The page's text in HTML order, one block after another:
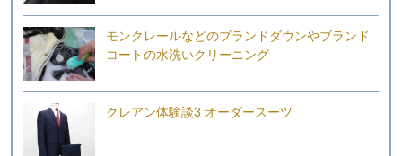
モンクレールなどのブランドダウンやブランド
コートの水洗いクリーニング
クレアン体験談3 オーダースーツ